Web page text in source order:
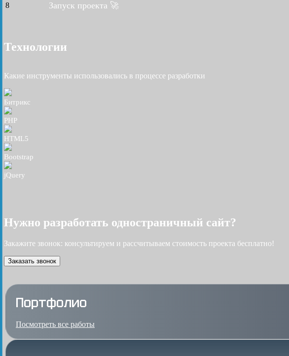
8 Запуск проекта 🚀
Технологии
Какие инструменты использовались в процессе разработки
Битрикс
PHP
HTML5
Bootstrap
jQuery
Нужно разработать одностраничный сайт?
Закажите звонок: консультируем и рассчитываем стоимость проекта бесплатно!
Заказать звонок
Портфолио
Посмотреть все работы